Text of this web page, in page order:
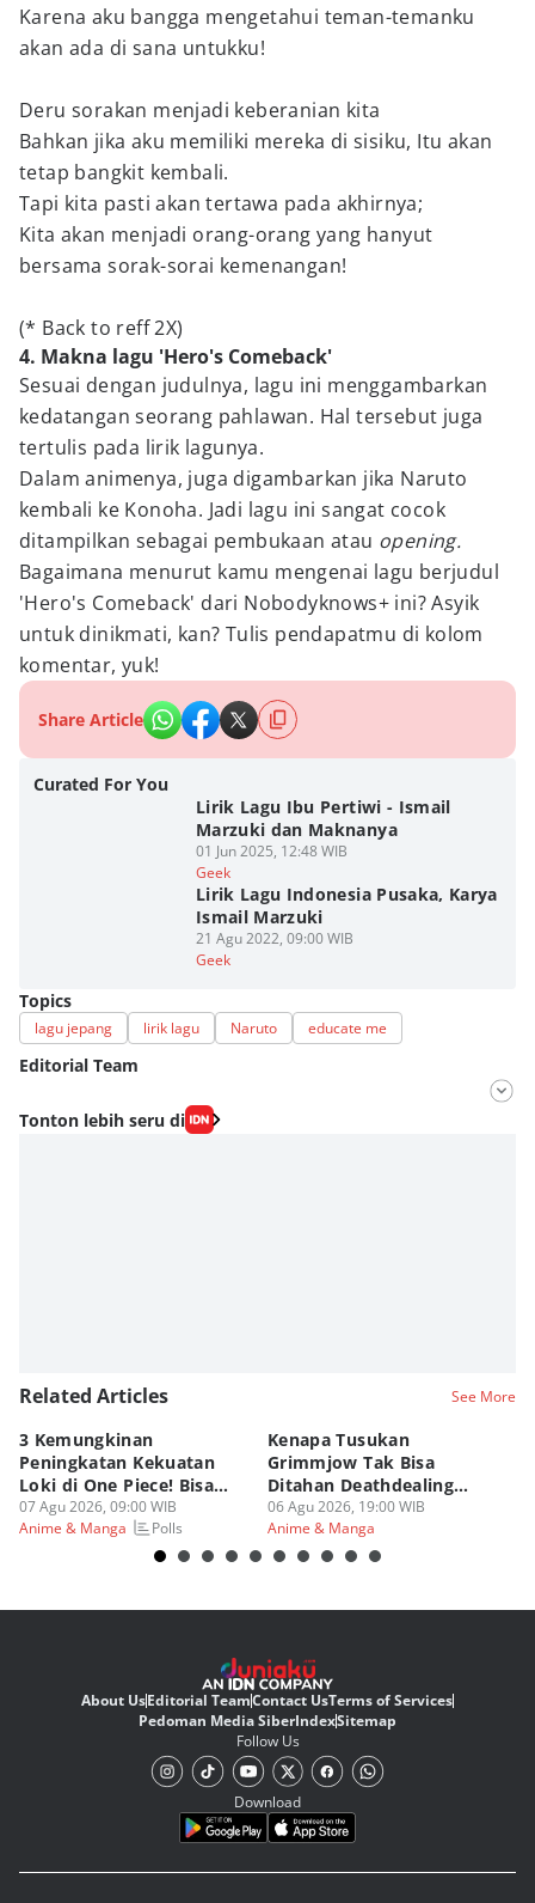
Karena aku bangga mengetahui teman-temanku
akan ada di sana untukku!
Deru sorakan menjadi keberanian kita
Bahkan jika aku memiliki mereka di sisiku, Itu akan
tetap bangkit kembali.
Tapi kita pasti akan tertawa pada akhirnya;
Kita akan menjadi orang-orang yang hanyut
bersama sorak-sorai kemenangan!
(* Back to reff 2X)
4. Makna lagu 'Hero's Comeback'
Sesuai dengan judulnya, lagu ini menggambarkan
kedatangan seorang pahlawan. Hal tersebut juga
tertulis pada lirik lagunya.
Dalam animenya, juga digambarkan jika Naruto
kembali ke Konoha. Jadi lagu ini sangat cocok
ditampilkan sebagai pembukaan atau opening.
Bagaimana menurut kamu mengenai lagu berjudul
'Hero's Comeback' dari Nobodyknows+ ini? Asyik
untuk dinikmati, kan? Tulis pendapatmu di kolom
komentar, yuk!
Share Article
Curated For You
Lirik Lagu Ibu Pertiwi - Ismail
Marzuki dan Maknanya
01 Jun 2025, 12:48 WIB
Geek
Lirik Lagu Indonesia Pusaka, Karya
Ismail Marzuki
21 Agu 2022, 09:00 WIB
Geek
Topics
lagu jepang lirik lagu Naruto educate me
Editorial Team
Editor
Fahrul Razi Uni Nurullah
Tonton lebih seru di
Related Articles See More
3 Kemungkinan
Peningkatan Kekuatan
Loki di One Piece! Bisa
Lebih OP?
07 Agu 2026, 09:00 WIB
Anime & Manga
Polls
Kenapa Tusukan
Grimmjow Tak Bisa
Ditahan Deathdealing
Askin Bleach?
06 Agu 2026, 19:00 WIB
Anime & Manga
About UsEditorial TeamContact UsTerms of Services
Pedoman Media SiberIndexSitemap
Follow Us
Download